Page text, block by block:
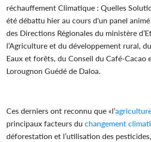
réchauffement Climatique : Quelles
été débattu hier au cours d'un panel
des Directions Régionales du ministère
l’Agriculture et du développement rural,
Eaux et forêts, du Conseil du Café-Cacao
Lorougnon Guédé de Daloa.
Ces derniers ont reconnu que «l’
principaux facteurs duchangement
déforestation et l’utilisation des